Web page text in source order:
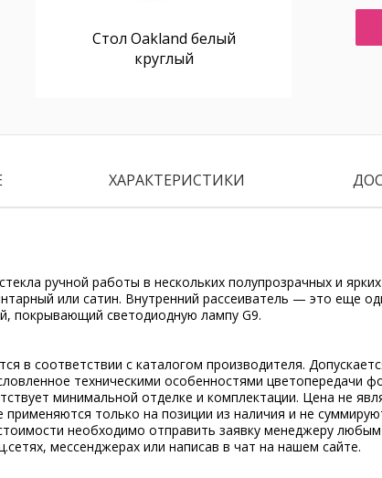
Стол Oakland белый
круглый
ХАРАКТЕРИСТИКИ
ручной работы в нескольких полупрозрачных и
или сатин. Внутренний рассеиватель — это еще
покрывающий светодиодную лампу G9.
в соответствии с каталогом производителя.
техническими особенностями цветопередачи
минимальной отделке и комплектации. Цена не
применяются только на позиции из наличия и не
необходимо отправить заявку менеджеру
мессенджерах или написав в чат на нашем сайте.